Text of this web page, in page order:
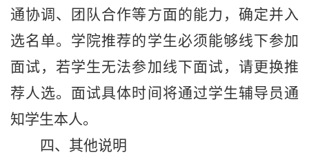
通协调、团队合作等方面的能力，确定并入
选名单。学院推荐的学生必须能够线下参加
面试，若学生无法参加线下面试，请更换推
荐人选。面试具体时间将通过学生辅导员通
知学生本人。
四、其他说明